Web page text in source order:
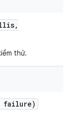
,
thử.
failure)